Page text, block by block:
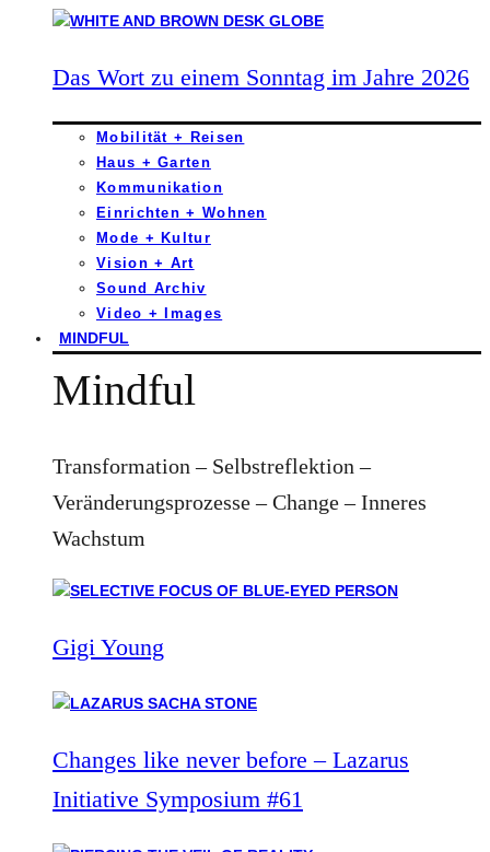
Das Wort zu einem Sonntag im Jahre 2026
Mobilität + Reisen
Haus + Garten
Kommunikation
Einrichten + Wohnen
Mode + Kultur
Vision + Art
Sound Archiv
Video + Images
MINDFUL
Mindful
Transformation – Selbstreflektion –
Veränderungsprozesse – Change – Inneres
Wachstum
Gigi Young
Changes like never before – Lazarus
Initiative Symposium #61